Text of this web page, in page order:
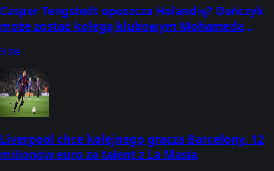
Casper Tengstedt opuszcza Holandię? Duńczyk
może zostać kolegą klubowym Mohameda
9 sie
Liverpool chce kolejnego gracza Barcelony. 12
milionów euro za talent z La Masia